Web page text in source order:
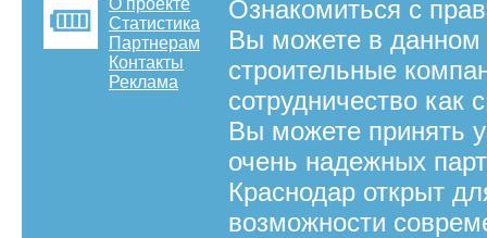
О проекте
Статистика
Партнерам
Контакты
Реклама
Ознакомиться с
Вы можете в данном
строительные
сотрудничество
Вы можете принять
очень надежных
Краснодар открыт
возможности